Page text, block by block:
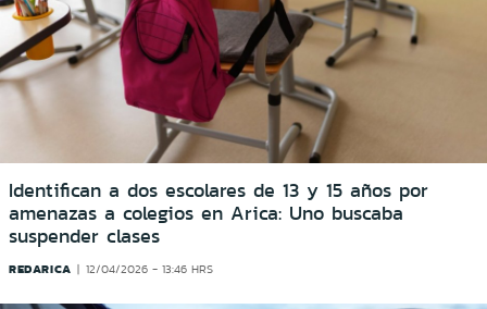
Identifican a dos escolares de 13 y 15 años por
amenazas a colegios en Arica: Uno buscaba
suspender clases
REDARICA 12/04/2026 - 13:46 HRS